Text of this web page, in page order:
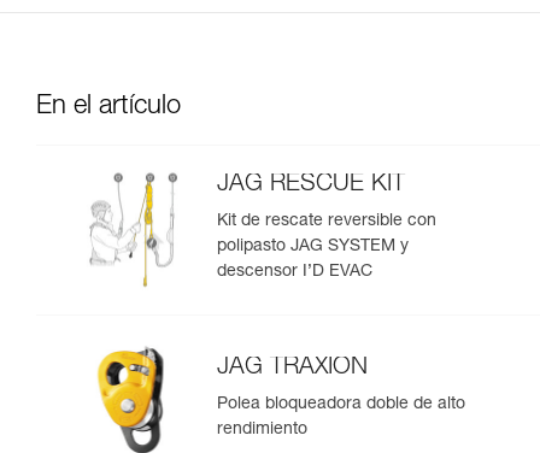
En el artículo
JAG RESCUE KIT
Kit de rescate reversible con
polipasto JAG SYSTEM y
descensor I’D EVAC
JAG TRAXION
Polea bloqueadora doble de alto
rendimiento